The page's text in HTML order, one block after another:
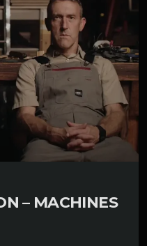
– MACHINES